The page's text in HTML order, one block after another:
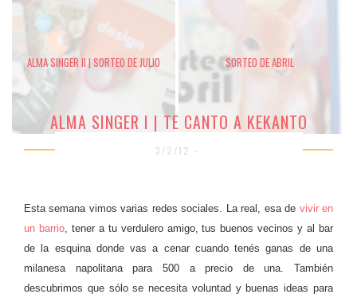
ALMA SINGER II | SORTEO DE JULIO SORTEO DE ABRIL
ALMA SINGER I | TE CANTO A KEKANTO
3/2/12 -
Esta semana vimos varias redes sociales. La real, esa de vivir en
un barrio, tener a tu verdulero amigo, tus buenos vecinos y al bar
de la esquina donde vas a cenar cuando tenés ganas de una
milanesa napolitana para 500 a precio de una. También
descubrimos que sólo se necesita voluntad y buenas ideas para